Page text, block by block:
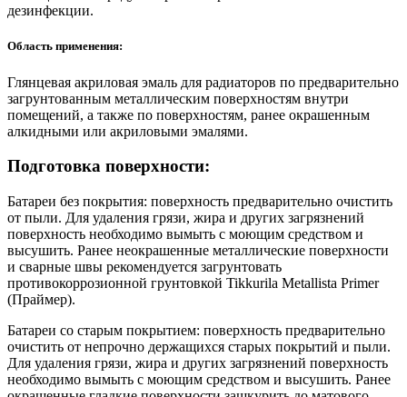
дезинфекции.
Область применения:
Глянцевая акриловая эмаль для радиаторов по предварительно
загрунтованным металлическим поверхностям внутри
помещений, а также по поверхностям, ранее окрашенным
алкидными или акриловыми эмалями.
Подготовка поверхности:
Батареи без покрытия: поверхность предварительно очистить
от пыли. Для удаления грязи, жира и других загрязнений
поверхность необходимо вымыть с моющим средством и
высушить. Ранее неокрашенные металлические поверхности
и сварные швы рекомендуется загрунтовать
противокоррозионной грунтовкой Tikkurila Metallista Primer
(Праймер).
Батареи со старым покрытием: поверхность предварительно
очистить от непрочно держащихся старых покрытий и пыли.
Для удаления грязи, жира и других загрязнений поверхность
необходимо вымыть с моющим средством и высушить. Ранее